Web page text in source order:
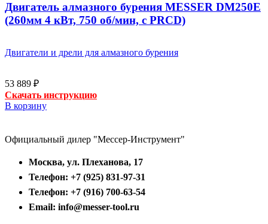
Двигатель алмазного бурения MESSER DM250E
(260мм 4 кВт, 750 об/мин, с PRCD)
Двигатели и дрели для алмазного бурения
53 889 ₽
Скачать инструкцию
В корзину
Официальный дилер "Мессер-Инструмент"
Москва, ул. Плеханова, 17
Телефон: +7 (925) 831-97-31
Телефон: +7 (916) 700-63-54
Email: info@messer-tool.ru